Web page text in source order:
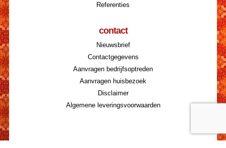
Referenties
contact
Nieuwsbrief
Contactgegevens
Aanvragen bedrijfsoptreden
Aanvragen huisbezoek
Disclaimer
Algemene leveringsvoorwaarden